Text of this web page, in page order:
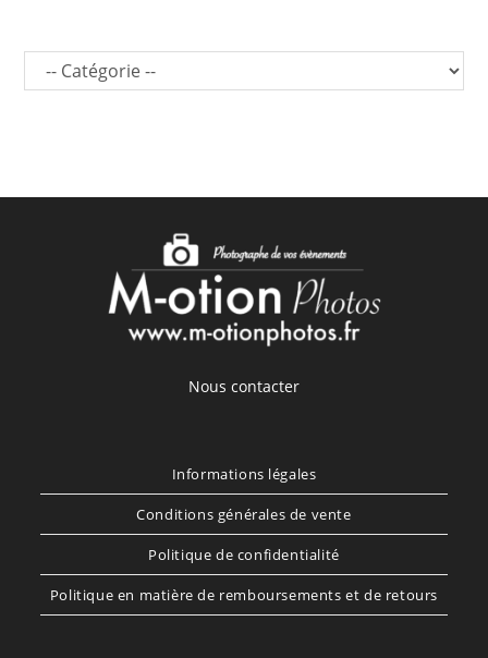
Nous contacter
Informations légales
Conditions générales de vente
Politique de confidentialité
Politique en matière de remboursements et de retours